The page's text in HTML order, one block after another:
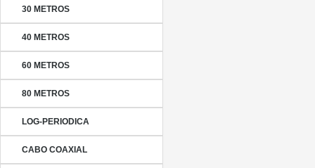
30 METROS
40 METROS
60 METROS
80 METROS
LOG-PERIODICA
CABO COAXIAL